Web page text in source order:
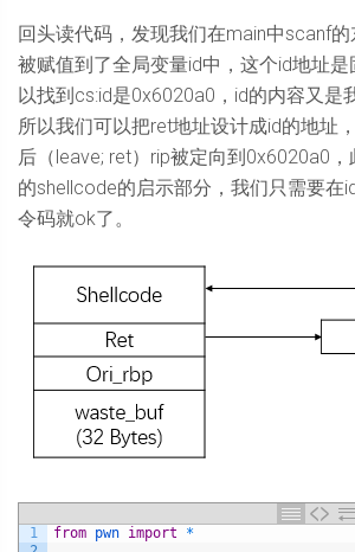
回头读代码，发现我们在main中scanf
被赋值到了全局变量id中，这个id地址
以找到cs:id是0x6020a0，id的内容又是
所以我们可以把ret地址设计成id的地址
后（leave; ret）rip被定向到0x6020a0
的shellcode的启示部分，我们只需要在
令码就ok了。
1
from pwn import *